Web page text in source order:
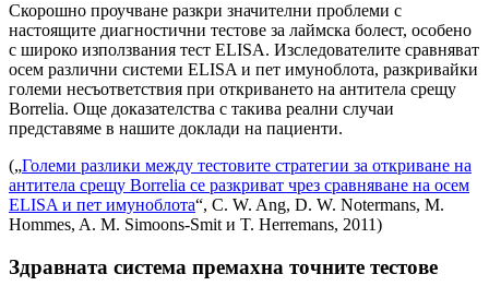
Скорошно проучване разкри значителни проблеми с
настоящите диагностични тестове за лаймска болест, особено
с широко използвания тест ELISA. Изследователите сравняват
осем различни системи ELISA и пет имуноблота, разкривайки
големи несъответствия при откриването на антитела срещу
Borrelia. Още доказателства с такива реални случаи
представяме в нашите доклади на пациенти.
(„Големи разлики между тестовите стратегии за откриване на
антитела срещу Borrelia се разкриват чрез сравняване на осем
ELISA и пет имуноблота“, C. W. Ang, D. W. Notermans, M.
Hommes, A. M. Simoons-Smit и T. Herremans, 2011)
Здравната система премахна точните тестове